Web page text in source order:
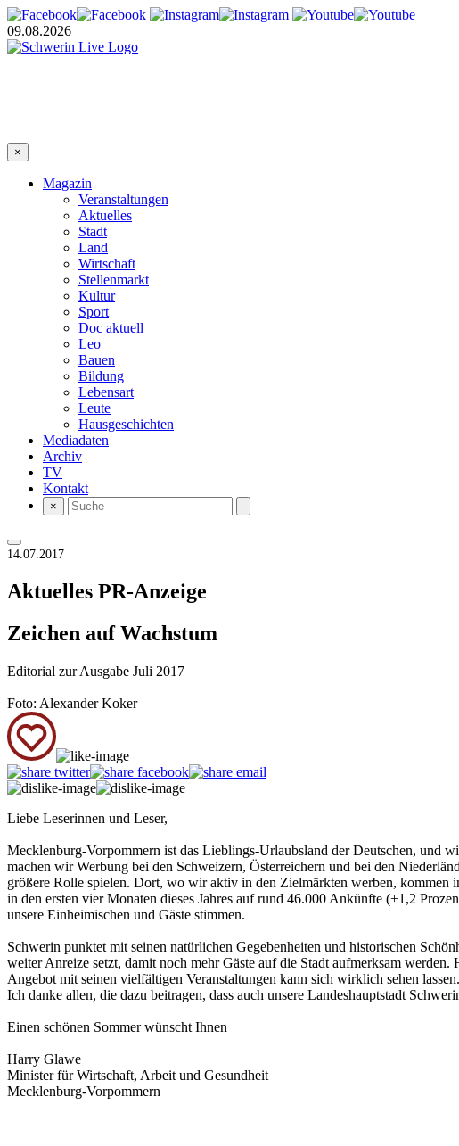
09.08.2026
×
Magazin
Veranstaltungen
Aktuelles
Stadt
Land
Wirtschaft
Stellenmarkt
Kultur
Sport
Doc aktuell
Leo
Bauen
Bildung
Lebensart
Leute
Hausgeschichten
Mediadaten
Archiv
TV
Kontakt
×
14.07.2017
Aktuelles PR-Anzeige
Zeichen auf Wachstum
Editorial zur Ausgabe Juli 2017
Foto: Alexander Koker
Liebe Leserinnen und Leser,
Mecklenburg-Vorpommern ist das Lieblings-Urlaubsland der Deutschen, und
machen wir Werbung bei den Schweizern, Österreichern und bei den
größere Rolle spielen. Dort, wo wir aktiv in den Zielmärkten werben, kommen
in den ersten vier Monaten dieses Jahres auf rund 46.000 Ankünfte (+1,2
unsere Einheimischen und Gäste stimmen.
Schwerin punktet mit seinen natürlichen Gegebenheiten und historischen
weiter Anreize setzt, damit noch mehr Gäste auf die Stadt aufmerksam
Angebot mit seinen vielfältigen Veranstaltungen kann sich wirklich sehen lassen.
Ich danke allen, die dazu beitragen, dass auch unsere Landeshauptstadt
Einen schönen Sommer wünscht Ihnen
Harry Glawe
Minister für Wirtschaft, Arbeit und Gesundheit
Mecklenburg-Vorpommern